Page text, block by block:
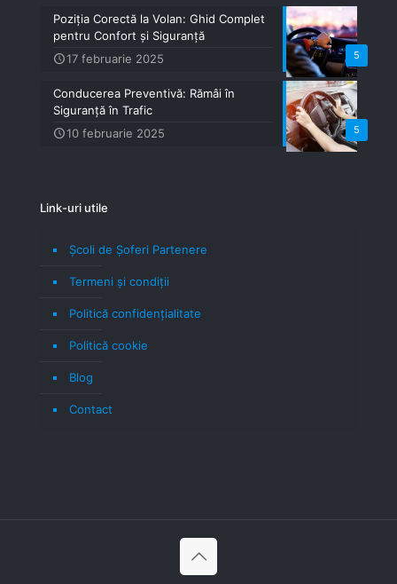
5
Poziția Corectă la Volan: Ghid Complet
pentru Confort și Siguranță
17 februarie 2025
5
Conducerea Preventivă: Rămâi în
Siguranță în Trafic
10 februarie 2025
Link-uri utile
Școli de Șoferi Partenere
Termeni şi condiţii
Politică confidenţialitate
Politică cookie
Blog
Contact